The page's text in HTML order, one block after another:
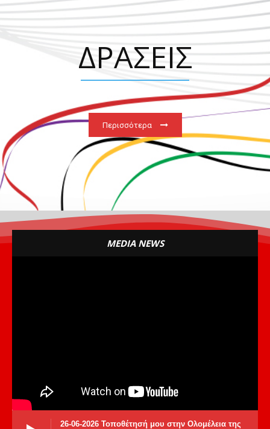
ΔΡΑΣΕΙΣ
Περισσότερα
MEDIA NEWS
26-06-2026 Τοποθέτησή μου στην Ολομέλεια της